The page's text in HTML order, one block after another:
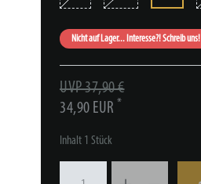
Nicht auf Lager... Interesse?! Schreib uns!
UVP 37,90 €
34,90 EUR *
Inhalt 1 Stück